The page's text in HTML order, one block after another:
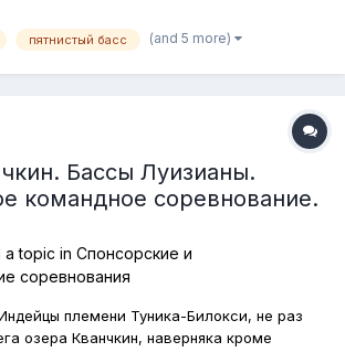
его сегодня на все типы снастей! Каждый
команды получит 10 бейткоинов и долю
пятнистый басс (and 5 more)
Бассы Луизианы.
командное соревнование.
topic in Спонсорские и
соревнования
племени Туника-Билокси, не раз
озера Кванчкин, наверняка кроме